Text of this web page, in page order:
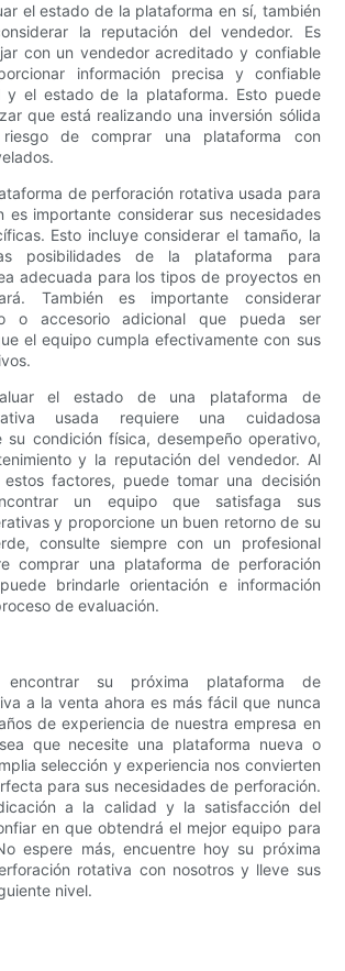
el estado de la plataforma en sí, también
la reputación del vendedor. Es
con un vendedor acreditado y confiable
información precisa y confiable
y el estado de la plataforma. Esto puede
que está realizando una inversión sólida
de comprar una plataforma con
de perforación rotativa usada para
es importante considerar sus necesidades
Esto incluye considerar el tamaño, la
posibilidades de la plataforma para
adecuada para los tipos de proyectos en
También es importante considerar
o accesorio adicional que pueda ser
el equipo cumpla efectivamente con sus
el estado de una plataforma de
usada requiere una cuidadosa
su condición física, desempeño operativo,
y la reputación del vendedor. Al
factores, puede tomar una decisión
un equipo que satisfaga sus
y proporcione un buen retorno de su
consulte siempre con un profesional
comprar una plataforma de perforación
brindarle orientación e información
de evaluación.
encontrar su próxima plataforma de
a la venta ahora es más fácil que nunca
de experiencia de nuestra empresa en
que necesite una plataforma nueva o
selección y experiencia nos convierten
para sus necesidades de perforación.
a la calidad y la satisfacción del
en que obtendrá el mejor equipo para
espere más, encuentre hoy su próxima
rotativa con nosotros y lleve sus
nivel.